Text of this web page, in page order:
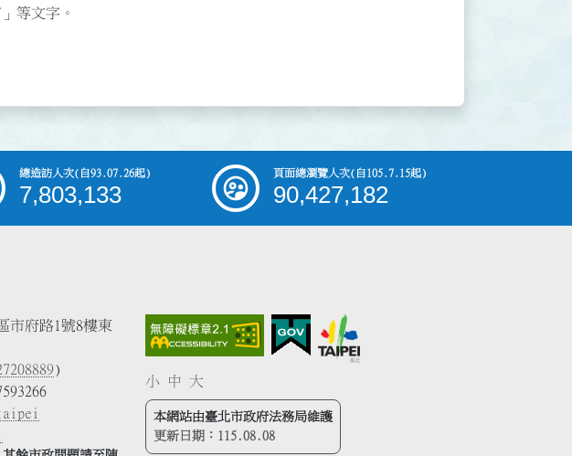
等文字。
總造訪人次(自93.07.26起)
7,803,133
頁面總瀏覽人次(自105.7.15起)
90,427,182
市府路1號8樓東
)
小 中 大
本網站由臺北市政府法務局維護
更新日期： 115.08.08